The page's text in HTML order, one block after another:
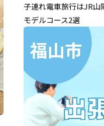
子連れ電車旅行はJR山
モデルコース2選